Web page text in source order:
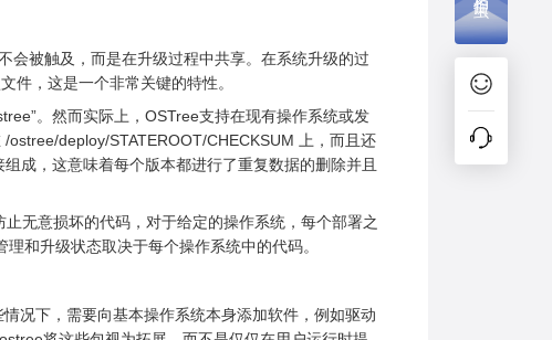
被触及，而是在升级过程中共享。在系统升级的过
件，这是一个非常关键的特性。
。然而实际上，OSTree支持在现有操作系统或发
deploy/STATEROOT/CHECKSUM 上，而且还
成，这意味着每个版本都进行了重复数据的删除并且
无意损坏的代码，对于给定的操作系统，每个部署之
和升级状态取决于每个操作系统中的代码。
况下，需要向基本操作系统本身添加软件，例如驱动